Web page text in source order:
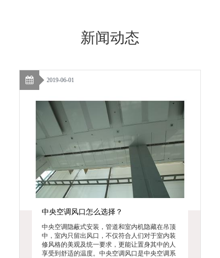
新闻动态
2019-06-01
中央空调风口怎么选择？
中央空调隐蔽式安装，管道和室内机隐藏在吊顶
中，室内只留出风口，不仅符合人们对于室内装
修风格的美观及统一要求，更能让置身其中的人
享受到舒适的温度。中央空调风口是中央空调系